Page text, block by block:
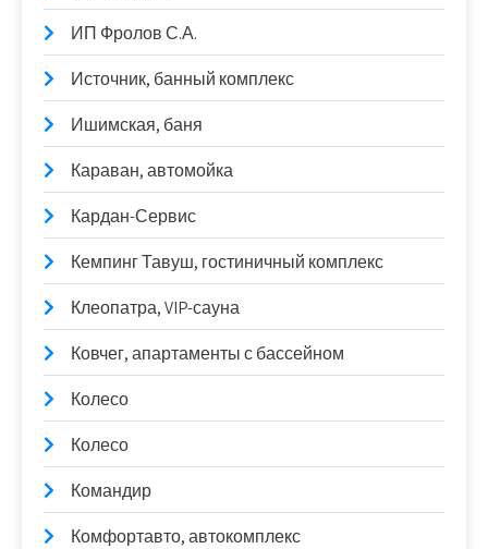
ИП Фролов С.А.
Источник, банный комплекс
Ишимская, баня
Караван, автомойка
Кардан-Сервис
Кемпинг Тавуш, гостиничный комплекс
Клеопатра, VIP-сауна
Ковчег, апартаменты с бассейном
Колесо
Колесо
Командир
Комфортавто, автокомплекс